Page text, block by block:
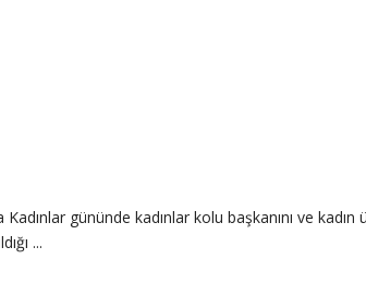
gününde kadınlar kolu başkanını ve kadın
...